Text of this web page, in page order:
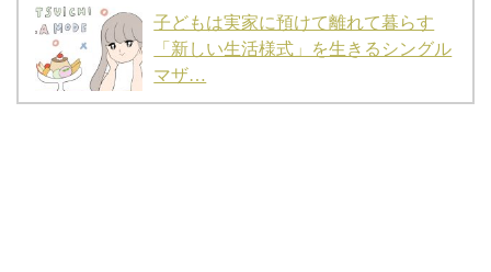
子どもは実家に預けて離れて暮らす
「新しい生活様式」を生きるシングル
マザ…